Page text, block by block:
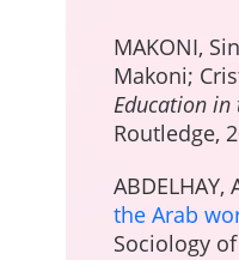
MAKONI,
Makoni;
Education in
Routledge,
ABDELHAY,
the Arab
Sociology